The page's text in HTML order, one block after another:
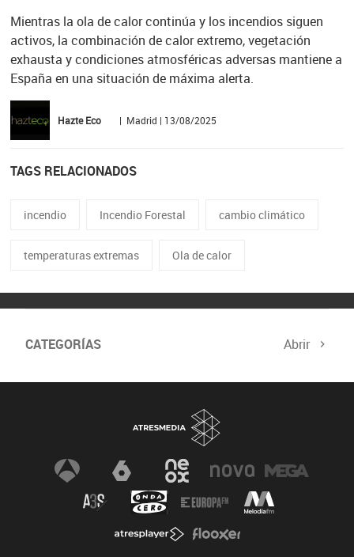
Mientras la ola de calor continúa y los incendios siguen
activos, la combinación de calor extremo, vegetación
exhausta y condiciones atmosféricas adversas mantiene a
España en una situación de máxima alerta.
Hazte Eco | Madrid | 13/08/2025
TAGS RELACIONADOS
incendio Incendio Forestal cambio climático
temperaturas extremas Ola de calor
CATEGORÍAS Abrir
Biodiversidad Cambio Climático